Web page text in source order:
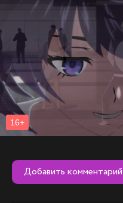
Добавить комментарий